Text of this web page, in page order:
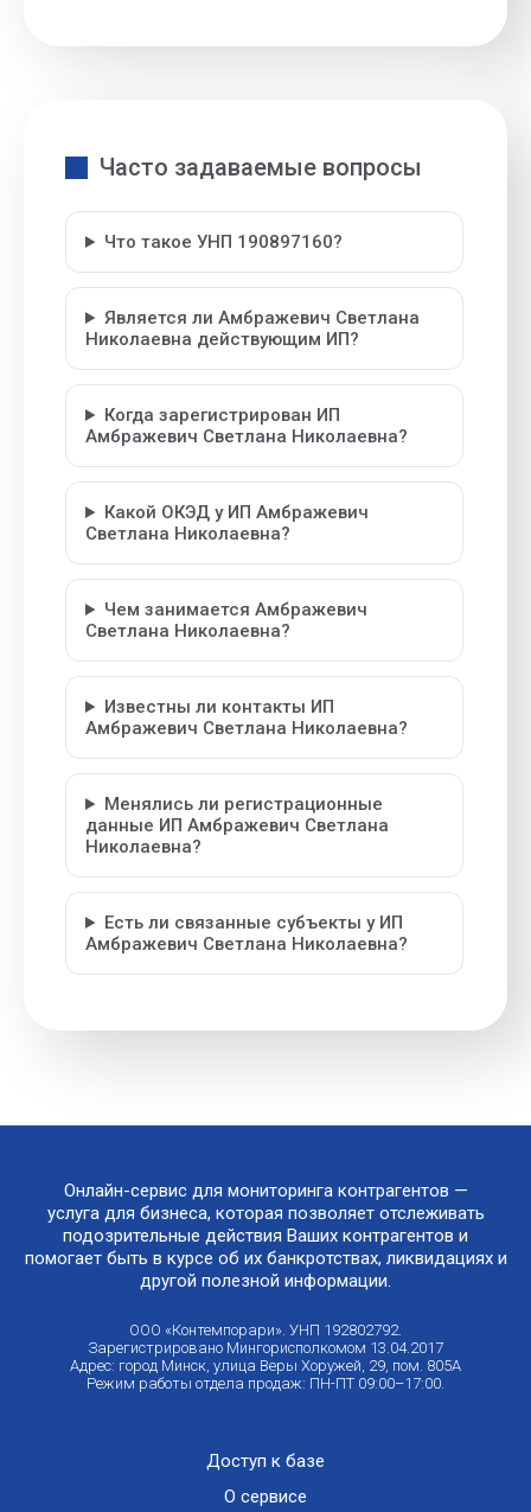
Часто задаваемые вопросы
Что такое УНП 190897160?
Является ли Амбражевич Светлана
Николаевна действующим ИП?
Когда зарегистрирован ИП
Амбражевич Светлана Николаевна?
Какой ОКЭД у ИП Амбражевич
Светлана Николаевна?
Чем занимается Амбражевич
Светлана Николаевна?
Известны ли контакты ИП
Амбражевич Светлана Николаевна?
Менялись ли регистрационные
данные ИП Амбражевич Светлана
Николаевна?
Есть ли связанные субъекты у ИП
Амбражевич Светлана Николаевна?
Онлайн-сервис для мониторинга контрагентов —
услуга для бизнеса, которая позволяет отслеживать
подозрительные действия Ваших контрагентов и
помогает быть в курсе об их банкротствах, ликвидациях и
другой полезной информации.
ООО «Контемпорари». УНП 192802792.
Зарегистрировано Мингорисполкомом 13.04.2017
Адрес: город Минск, улица Веры Хоружей, 29, пом. 805А
Режим работы отдела продаж: ПН-ПТ 09:00–17:00.
Доступ к базе
О сервисе